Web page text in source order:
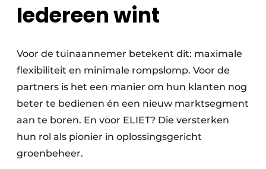
Iedereen wint
Voor de tuinaannemer betekent dit: maximale
flexibiliteit en minimale rompslomp. Voor de
partners is het een manier om hun klanten nog
beter te bedienen én een nieuw marktsegment
aan te boren. En voor ELIET? Die versterken
hun rol als pionier in oplossingsgericht
groenbeheer.